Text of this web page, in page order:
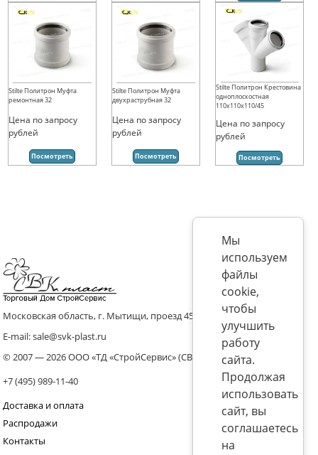
Stilte Политрон Муфта
ремонтная 32
Цена по запросу
рублей
Посмотреть
Stilte Политрон Муфта
двухраструбная 32
Цена по запросу
рублей
Посмотреть
Stilte Политрон Крестовина
одноплоскостная
110x110x110/45
Цена по запросу
рублей
Посмотреть
Московская область, г. Мытищи, проезд 4536 владение 8, стр.10
E-mail: sale@svk-plast.ru
© 2007 — 2026 ООО «ТД «СтройСервис» (СВК)
+7 (495) 989-11-40
Доставка и оплата
Распродажи
Контакты
Мы
используем
файлы
cookie,
чтобы
улучшить
работу
сайта.
Продолжая
использовать
сайт, вы
соглашаетесь
на